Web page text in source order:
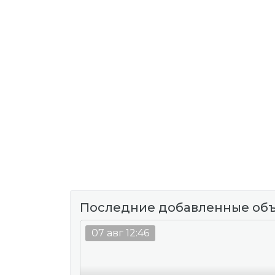
Последние добавленные
07 авг 12:46